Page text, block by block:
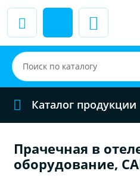
Каталог продукции
Прачечная в
оборудование,